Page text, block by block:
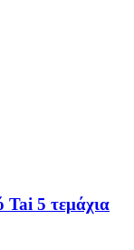
5 τεμάχια